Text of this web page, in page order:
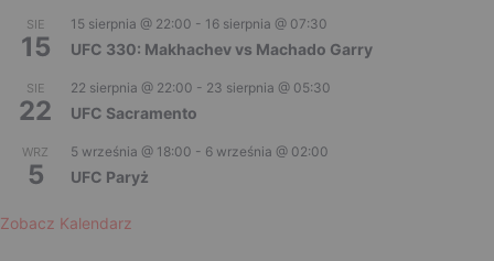
SIE
15
15 sierpnia @ 22:00 - 16 sierpnia @ 07:30
UFC 330: Makhachev vs Machado Garry
SIE
22
22 sierpnia @ 22:00 - 23 sierpnia @ 05:30
UFC Sacramento
WRZ
5
5 września @ 18:00 - 6 września @ 02:00
UFC Paryż
Zobacz Kalendarz